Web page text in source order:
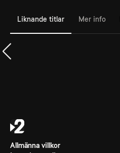
Liknande titlar Mer info
Allmänna villkor